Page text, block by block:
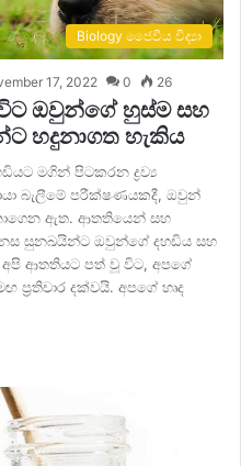
Biology ජෛවීය විද්‍යා
17, 2022 0 26
ඔවුන්ගේ හුස්ම සහ
හදුනාගත හැකිය
මගින් පිටකරන ද්‍රව්‍ය
බැලීමේ පරීක්ෂණයකදී, ඔවුන්
ඇත. ආතතියෙන් සහ
සුනඛයින්ට ඔවුන්ගේ දහඩිය සහ
ආතතියට පත් වූ විට, අපගේ
දක්වයි. අපගේ හෘද